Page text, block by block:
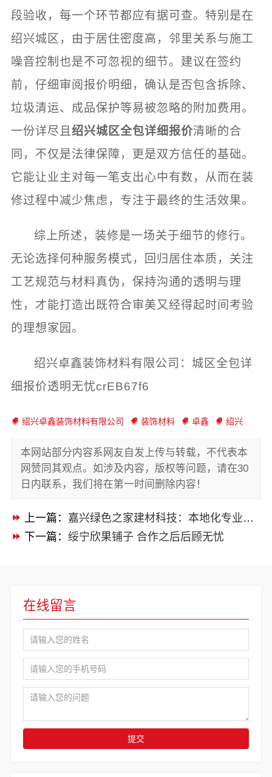
段验收，每一个环节都应有据可查。特别是在
绍兴城区，由于居住密度高，邻里关系与施工
噪音控制也是不可忽视的细节。建议在签约
前，仔细审阅报价明细，确认是否包含拆除、
垃圾清运、成品保护等易被忽略的附加费用。
一份详尽且 绍兴城区全包详细报价清晰的合
同，不仅是法律保障，更是双方信任的基础。
它能让业主对每一笔支出心中有数，从而在装
修过程中减少焦虑，专注于最终的生活效果。
综上所述，装修是一场关于细节的修行。
无论选择何种服务模式，回归居住本质，关注
工艺规范与材料真伪，保持沟通的透明与理
性，才能打造出既符合审美又经得起时间考验
的理想家园。
绍兴卓鑫装饰材料有限公司：城区全包详
细报价透明无忧crEB67f6
绍兴卓鑫装饰材料有限公司 装饰材料 卓鑫 绍兴
本网站部分内容系网友自发上传与转载，不代表本
网赞同其观点。如涉及内容，版权等问题，请在30
日内联系，我们将在第一时间删除内容！
上一篇： 嘉兴绿色之家建材科技：本地化专业室内设计团队省心
下一篇： 绥宁欣果铺子 合作之后后顾无忧
在线留言
提交